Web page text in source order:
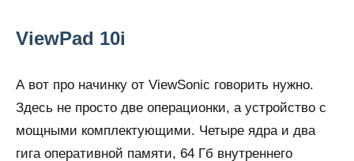
ViewPad 10i
А вот про начинку от ViewSonic говорить нужно.
Здесь не просто две операционки, а устройство с
мощными комплектующими. Четыре ядра и два
гига оперативной памяти, 64 Гб внутреннего